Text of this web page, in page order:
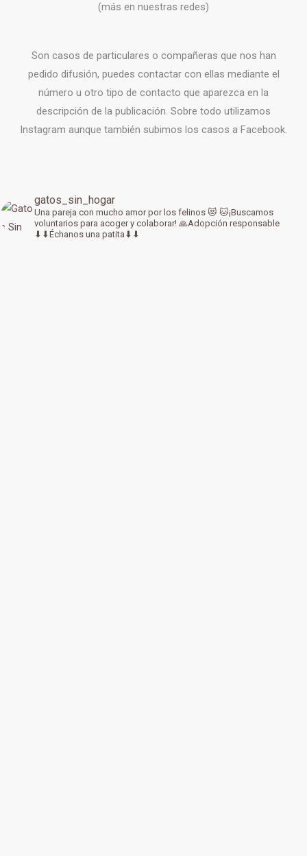
(más en nuestras redes)
Son casos de particulares o compañeras que nos han
pedido difusión, puedes contactar con ellas mediante el
número u otro tipo de contacto que aparezca en la
descripción de la publicación. Sobre todo utilizamos
Instagram aunque también subimos los casos a Facebook.
gatos_sin_hogar
Una pareja con mucho amor por los felinos 😻 🐱¡Buscamos
voluntarios para acoger y colaborar! 🙏Adopción responsable
⬇⬇Échanos una patita⬇⬇